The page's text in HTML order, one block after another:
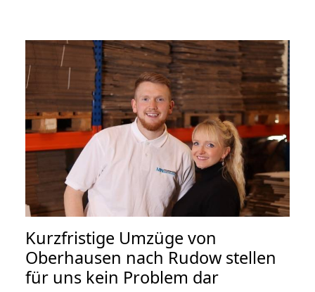
Kurzfristige Umzüge von
Oberhausen nach Rudow stellen
für uns kein Problem dar